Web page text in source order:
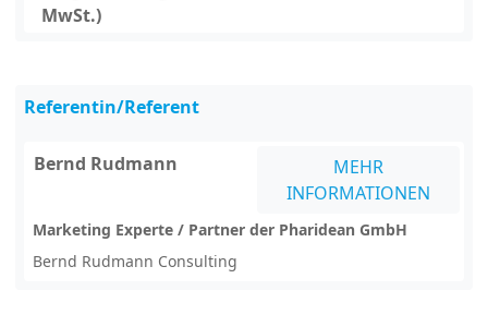
MwSt.)
Referentin/Referent
Bernd Rudmann
MEHR
INFORMATIONEN
Marketing Experte / Partner der Pharidean GmbH
Bernd Rudmann Consulting